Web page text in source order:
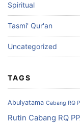
Spiritual
Tasmi' Qur'an
Uncategorized
TAGS
Abulyatama Cabang RQ
Rutin Cabang RQ